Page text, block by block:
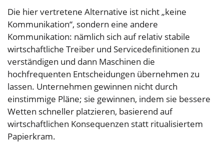
Die hier vertretene Alternative ist nicht „keine
Kommunikation“, sondern eine andere
Kommunikation: nämlich sich auf relativ stabile
wirtschaftliche Treiber und Servicedefinitionen zu
verständigen und dann Maschinen die
hochfrequenten Entscheidungen übernehmen zu
lassen. Unternehmen gewinnen nicht durch
einstimmige Pläne; sie gewinnen, indem sie bessere
Wetten schneller platzieren, basierend auf
wirtschaftlichen Konsequenzen statt ritualisiertem
Papierkram.